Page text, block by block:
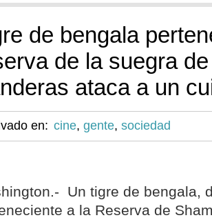
de bengala
de la suegra
ataca a un
en: cine, gente, sociedad
Un tigre de bengala,
a la Reserva de